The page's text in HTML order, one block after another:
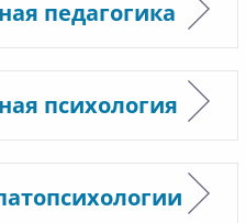
педагогика
психология